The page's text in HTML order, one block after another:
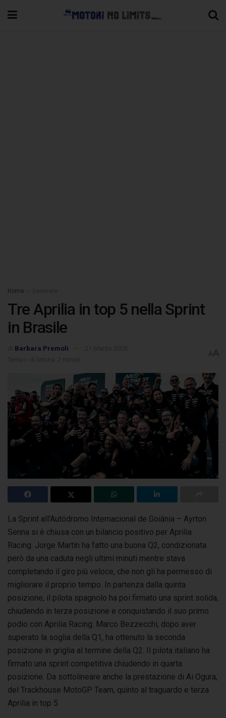
Home
Tre Aprilia in top 5 nella Sprint
in Brasile
Barbara Premoli
AA
La Sprint all’Autódromo Internacional de Goiânia – Ayrton
Senna si è chiusa con un bilancio positivo per Aprilia
Racing. Jorge Martín ha fatto una buona Q2, condizionata
però da una caduta negli ultimi minuti mentre stava
completando il giro più veloce, che non gli ha permesso di
migliorare il proprio tempo. In partenza dalla quinta
posizione, il pilota spagnolo ha poi firmato una sprint solida,
chiudendo in terza posizione e conquistando il suo primo
podio con Aprilia Racing. Marco Bezzecchi, dopo aver
superato la soglia della Q1, ha ottenuto la seconda
posizione in griglia al termine della Q2. Il pilota italiano ha
firmato una sprint competitiva chiudendo in quarta
posizione. Da sottolineare anche la prestazione di Ai Ogura,
del Trackhouse MotoGP Team, quinto al traguardo e terza
Aprilia in top 5.